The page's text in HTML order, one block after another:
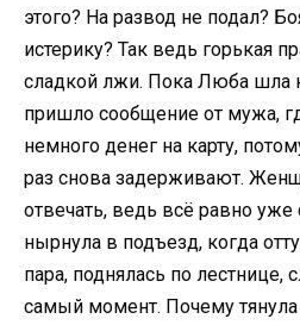
этого? На развод не подал?
истерику? Так ведь горькая
сладкой лжи. Пока Люба шла
пришло сообщение от мужа,
немного денег на карту,
раз снова задерживают.
отвечать, ведь всё равно уже
нырнула в подъезд, когда
пара, поднялась по лестнице,
самый момент. Почему